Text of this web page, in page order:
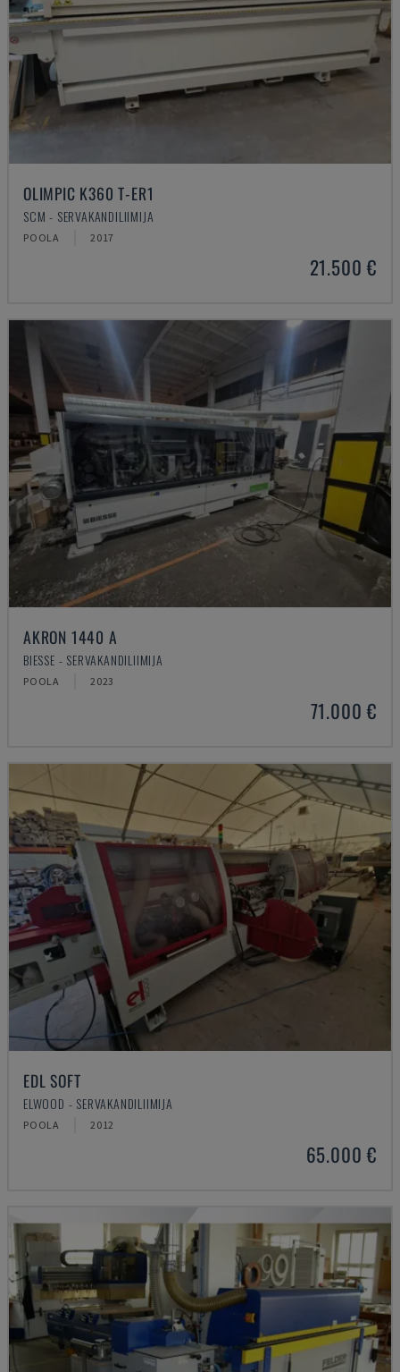
OLIMPIC K360 T-ER1
SCM - SERVAKANDILIIMIJA
POOLA 2017
21.500 €
AKRON 1440 A
BIESSE - SERVAKANDILIIMIJA
POOLA 2023
71.000 €
EDL SOFT
ELWOOD - SERVAKANDILIIMIJA
POOLA 2012
65.000 €